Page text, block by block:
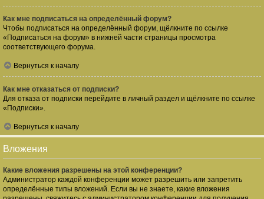
Как мне подписаться на определённый форум?
Чтобы подписаться на определённый форум, щёлкните по ссылке
«Подписаться на форум» в нижней части страницы просмотра
соответствующего форума.
Вернуться к началу
Как мне отказаться от подписки?
Для отказа от подписки перейдите в личный раздел и щёлкните по ссылке
«Подписки».
Вернуться к началу
Вложения
Какие вложения разрешены на этой конференции?
Администратор каждой конференции может разрешить или запретить
определённые типы вложений. Если вы не знаете, какие вложения